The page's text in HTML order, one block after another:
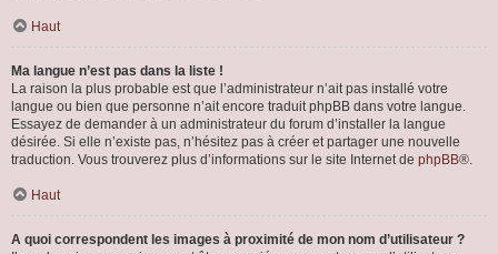
Haut
Ma langue n’est pas dans la liste !
La raison la plus probable est que l’administrateur n’ait pas installé votre
langue ou bien que personne n’ait encore traduit phpBB dans votre langue.
Essayez de demander à un administrateur du forum d’installer la langue
désirée. Si elle n’existe pas, n’hésitez pas à créer et partager une nouvelle
traduction. Vous trouverez plus d’informations sur le site Internet de phpBB®.
Haut
A quoi correspondent les images à proximité de mon nom d’utilisateur ?